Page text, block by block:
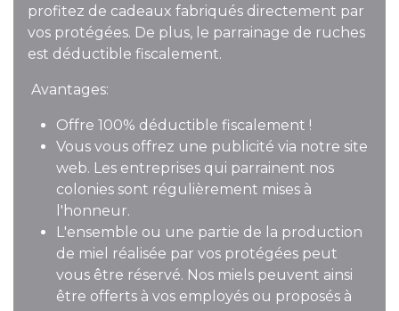
profitez de cadeaux fabriqués directement par
vos protégées. De plus, le parrainage de ruches
est déductible fiscalement.
Avantages:
Offre 100% déductible fiscalement !
Vous vous offrez une publicité via notre site
web. Les entreprises qui parrainent nos
colonies sont régulièrement mises à
l'honneur.
L'ensemble ou une partie de la production
de miel réalisée par vos protégées peut
vous être réservé. Nos miels peuvent ainsi
être offerts à vos employés ou proposés à